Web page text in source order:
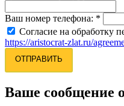
Ваш номер телефона: *
Согласие на обработку
https://aristocrat-zlat.ru/
ОТПРАВИТЬ
Ваше сообщение